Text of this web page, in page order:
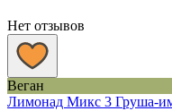
Нет отзывов
Веган
Лимонад Микс 3 Груша-